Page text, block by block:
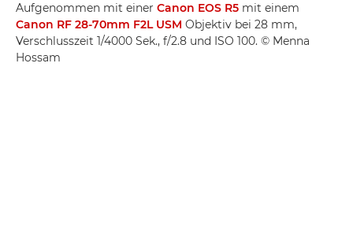
Aufgenommen mit einer Canon EOS R5 mit einem
Canon RF 28-70mm F2L USM Objektiv bei 28 mm,
Verschlusszeit 1/4000 Sek., f/2.8 und ISO 100. © Menna
Hossam